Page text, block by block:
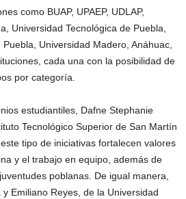
como BUAP, UPAEP, UDLAP,
Universidad Tecnológica de Puebla,
Universidad Madero, Anáhuac,
cada una con la posibilidad de
por categoría.
estudiantiles, Dafne Stephanie
Tecnológico Superior de San Martín
tipo de iniciativas fortalecen valores
y el trabajo en equipo, además de
poblanas. De igual manera,
Emiliano Reyes, de la Universidad